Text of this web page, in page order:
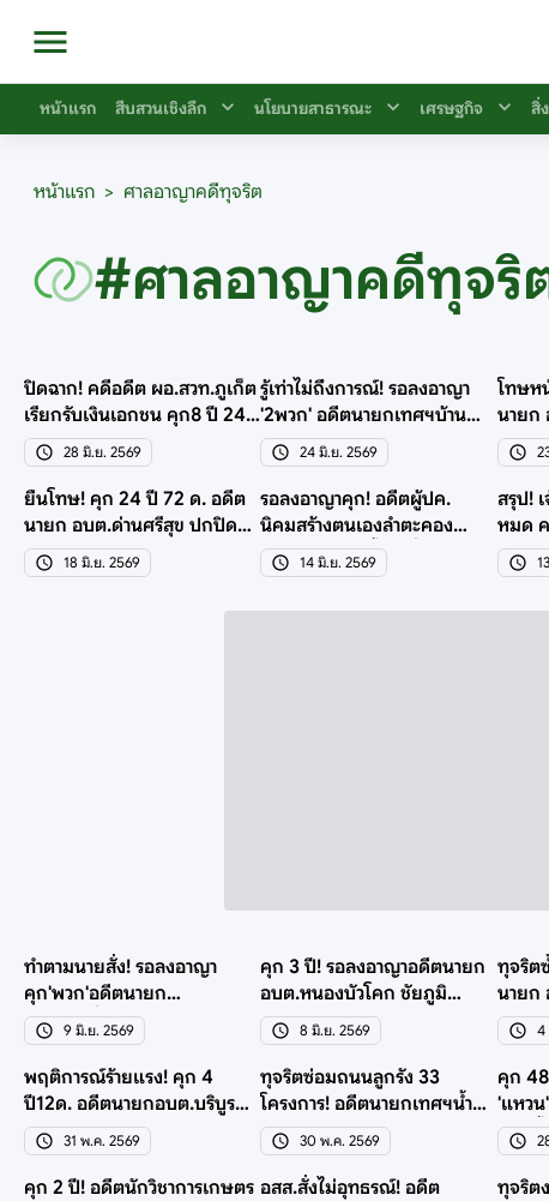
หน้าแรก สืบสวนเชิงลึก นโยบายสาธารณะ เศรษฐกิจ สิ่
หน้าแรก > ศาลอาญาคดีทุจริต
#ศาลอาญาคดีทุจริ
ปิดฉาก! คดีอดีต ผอ.สวท.ภูเก็ต
เรียกรับเงินเอกชน คุก8 ปี 24
ด. รอลงอาญา
28 มิ.ย. 2569
รู้เท่าไม่ถึงการณ์! รอลงอาญา
'2พวก' อดีตนายกเทศฯบ้าน
เสด็จ ทุจริตดูงาน
24 มิ.ย. 2569
โทษห
นายก
เช็คโก
ยืนโทษ! คุก 24 ปี 72 ด. อดีต
นายก อบต.ด่านศรีสุข ปกปิด
ประกาศประกวดราคา
18 มิ.ย. 2569
รอลงอาญาคุก! อดีตผู้ปค.
นิคมสร้างตนเองลำตะคอง
ปลอมเอกสารเอื้อใช้ที่ดิน
14 มิ.ย. 2569
สรุป!
หมด
อบต.ค
ทำตามนายสั่ง! รอลงอาญา
คุก'พวก'อดีตนายก
อบต.คำเขื่อนแก้ว ทุจริตส.ฟุต
ซอล
9 มิ.ย. 2569
คุก 3 ปี! รอลงอาญาอดีตนายก
อบต.หนองบัวโคก ชัยภูมิ
สารภาพทุจริตถนนลูกรัง
8 มิ.ย. 2569
ทุจริต
นายก
ต่อคดี4
พฤติการณ์ร้ายแรง! คุก 4
ปี12ด. อดีตนายกอบต.บริบูรณ์-
พวก ทุจริตบ่อบาดาล
31 พ.ค. 2569
ทุจริตซ่อมถนนลูกรัง 33
โครงการ! อดีตนายกเทศฯน้ำก่ำ
โดนคุก 66 ปี 198 ด.
30 พ.ค. 2569
คุก
'แหวน
เสียเอื้
คุก 2 ปี! อดีตนักวิชาการเกษตร อสส.สั่งไม่อุทธรณ์! อดีต
ทุจริต